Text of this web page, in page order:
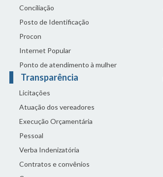
Conciliação
Posto de Identificação
Procon
Internet Popular
Ponto de atendimento à mulher
Transparência
Licitações
Atuação dos vereadores
Execução Orçamentária
Pessoal
Verba Indenizatória
Contratos e convênios